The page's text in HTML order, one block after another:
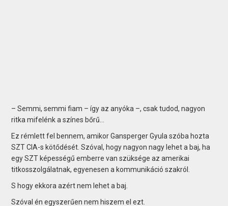
– Semmi, semmi fiam – így az anyóka –, csak tudod, nagyon
ritka mifelénk a színes bőrű…
Ez rémlett fel bennem, amikor Gansperger Gyula szóba hozta
SZT CIA-s kötődését. Szóval, hogy nagyon nagy lehet a baj, ha
egy SZT képességű emberre van szüksége az amerikai
titkosszolgálatnak, egyenesen a kommunikáció szakról.
S hogy ekkora azért nem lehet a baj.
Szóval én egyszerűen nem hiszem el ezt.